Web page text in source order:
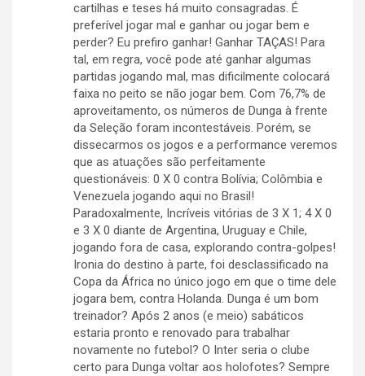
cartilhas e teses há muito consagradas. É
preferível jogar mal e ganhar ou jogar bem e
perder? Eu prefiro ganhar! Ganhar TAÇAS! Para
tal, em regra, você pode até ganhar algumas
partidas jogando mal, mas dificilmente colocará
faixa no peito se não jogar bem. Com 76,7% de
aproveitamento, os números de Dunga à frente
da Seleção foram incontestáveis. Porém, se
dissecarmos os jogos e a performance veremos
que as atuações são perfeitamente
questionáveis: 0 X 0 contra Bolívia; Colômbia e
Venezuela jogando aqui no Brasil!
Paradoxalmente, Incríveis vitórias de 3 X 1; 4 X 0
e 3 X 0 diante de Argentina, Uruguay e Chile,
jogando fora de casa, explorando contra-golpes!
Ironia do destino à parte, foi desclassificado na
Copa da África no único jogo em que o time dele
jogara bem, contra Holanda. Dunga é um bom
treinador? Após 2 anos (e meio) sabáticos
estaria pronto e renovado para trabalhar
novamente no futebol? O Inter seria o clube
certo para Dunga voltar aos holofotes? Sempre